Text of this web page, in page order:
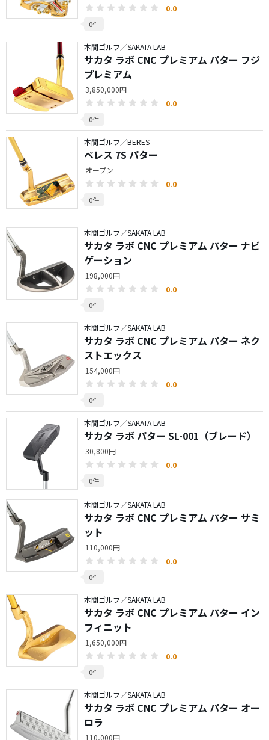
0.0
0件
本間ゴルフ／SAKATA LAB
サカタ ラボ CNC プレミアム パター フジ
プレミアム
3,850,000円
0.0
0件
本間ゴルフ／BERES
ベレス 7S パター
オープン
0.0
0件
本間ゴルフ／SAKATA LAB
サカタ ラボ CNC プレミアム パター ナビ
ゲーション
198,000円
0.0
0件
本間ゴルフ／SAKATA LAB
サカタ ラボ CNC プレミアム パター ネク
ストエックス
154,000円
0.0
0件
本間ゴルフ／SAKATA LAB
サカタ ラボ パター SL-001（ブレード）
30,800円
0.0
0件
本間ゴルフ／SAKATA LAB
サカタ ラボ CNC プレミアム パター サミ
ット
110,000円
0.0
0件
本間ゴルフ／SAKATA LAB
サカタ ラボ CNC プレミアム パター イン
フィニット
1,650,000円
0.0
0件
本間ゴルフ／SAKATA LAB
サカタ ラボ CNC プレミアム パター オー
ロラ
110,000円